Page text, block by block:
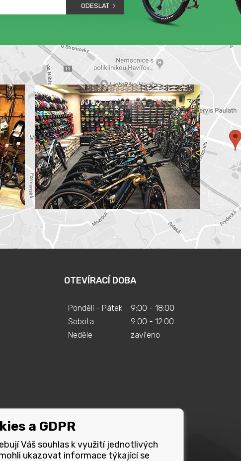
ODESLAT
OTEVÍRACÍ DOBA
Pondělí - Pátek
Sobota
Neděle
9:00 - 18:00
9:00 - 12:00
zavřeno
a GDPR
Váš souhlas k využití jednotlivých
ukazovat informace týkající se